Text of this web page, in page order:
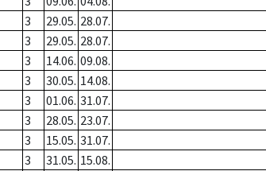
3 29.05. 28.07.
3 29.05. 28.07.
3 14.06. 09.08.
3 30.05. 14.08.
3 01.06. 31.07.
3 28.05. 23.07.
3 15.05. 31.07.
3 31.05. 15.08.